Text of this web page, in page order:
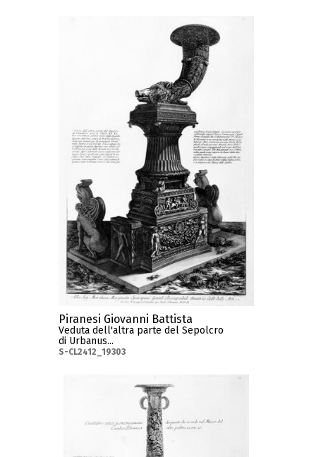
Piranesi Giovanni Battista
Veduta dell'altra parte del Sepolcro
di Urbanus...
S-CL2412_19303